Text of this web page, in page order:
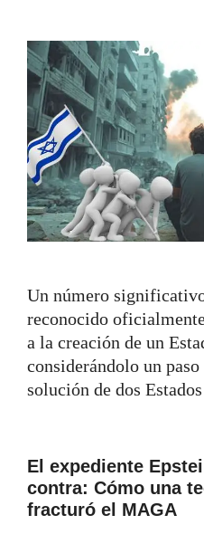
Un número
reconocido
a la creación de un
considerándolo un
solución de dos
El expediente
contra: Cómo una
fracturó el MAGA